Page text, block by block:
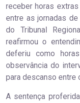
receber horas
entre as jornadas
do Tribunal
reafirmou o
deferiu como
observância do
para descanso entre
A sentença